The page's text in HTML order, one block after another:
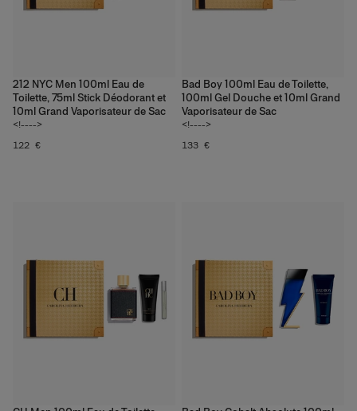
212 NYC Men 100ml Eau de
Toilette, 75ml Stick Déodorant et
10ml Grand Vaporisateur de Sac
<!---->
122 €
Bad Boy 100ml Eau de Toilette,
100ml Gel Douche et 10ml Grand
Vaporisateur de Sac
<!---->
133 €
Découvrir